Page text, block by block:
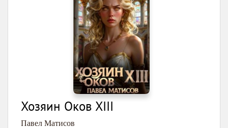
Хозяин Оков XIII
Павел Матисов